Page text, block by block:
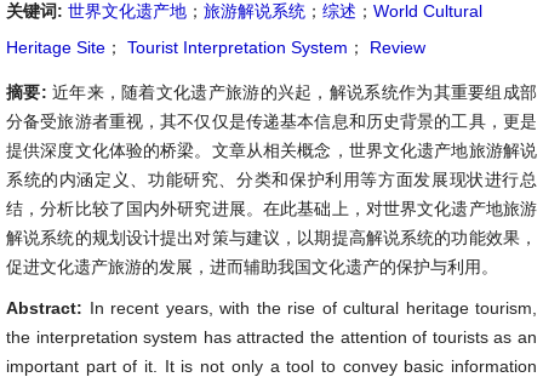
关键词: 世界文化遗产地 ； 旅游解说系统 ； 综述 ； World Cultural
Heritage Site ； Tourist Interpretation System ； Review
摘要: 近年来，随着文化遗产旅游的兴起，解说系统作为其重要组成部
分备受旅游者重视，其不仅仅是传递基本信息和历史背景的工具，更是
提供深度文化体验的桥梁。文章从相关概念，世界文化遗产地旅游解说
系统的内涵定义、功能研究、分类和保护利用等方面发展现状进行总
结，分析比较了国内外研究进展。在此基础上，对世界文化遗产地旅游
解说系统的规划设计提出对策与建议，以期提高解说系统的功能效果，
促进文化遗产旅游的发展，进而辅助我国文化遗产的保护与利用。
Abstract: In recent years, with the rise of cultural heritage tourism,
the interpretation system has attracted the attention of tourists as an
important part of it. It is not only a tool to convey basic information